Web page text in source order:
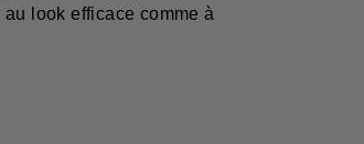
look efficace comme à